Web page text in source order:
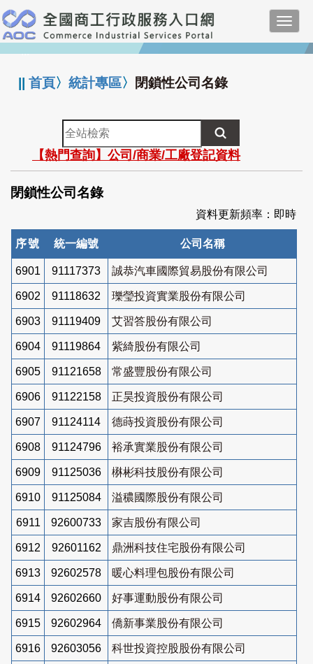
跳
到
主
要
:::
||首頁〉統計專區〉 閉鎖性公司名錄
全
站
檢
索
【熱門查詢】公司/商業/工廠登記資料
閉鎖性公司名錄
資料更新頻率：即時
序號 統一編號 公司名稱
6901 91117373 誠恭汽車國際貿易股份有限公司
6902 91118632 瓅瑩投資實業股份有限公司
6903 91119409 艾習答股份有限公司
6904 91119864 紫綺股份有限公司
6905 91121658 常盛豐股份有限公司
6906 91122158 正昊投資股份有限公司
6907 91124114 德蒔投資股份有限公司
6908 91124796 裕承實業股份有限公司
6909 91125036 楙彬科技股份有限公司
6910 91125084 溢穠國際股份有限公司
6911 92600733 家吉股份有限公司
6912 92601162 鼎洲科技住宅股份有限公司
6913 92602578 暖心料理包股份有限公司
6914 92602660 好事運動股份有限公司
6915 92602964 僑新事業股份有限公司
6916 92603056 科世投資控股股份有限公司